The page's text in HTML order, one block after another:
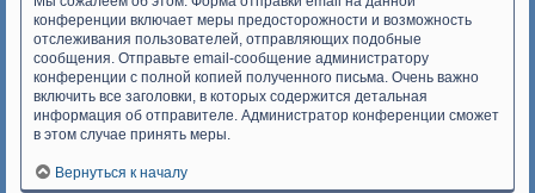
конференции включает меры предосторожности и возможность
отслеживания пользователей, отправляющих подобные
сообщения. Отправьте email-сообщение администратору
конференции с полной копией полученного письма. Очень важно
включить все заголовки, в которых содержится детальная
информация об отправителе. Администратор конференции сможет
в этом случае принять меры.
Вернуться к началу